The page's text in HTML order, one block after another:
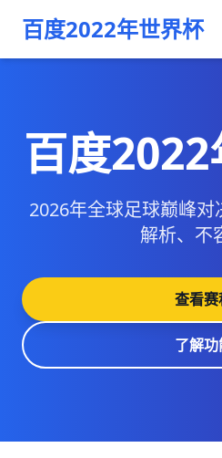
百度2022年世界杯
百度
2026年全球足球巅峰
解析、不
查看赛
了解